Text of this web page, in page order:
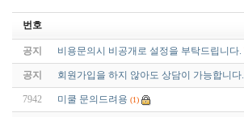
번호
공지 비용문의시 비공개로 설정을 부탁드립니다.
공지 회원가입을 하지 않아도 상담이 가능합니다.
7942 미쿨 문의드려용 (1)